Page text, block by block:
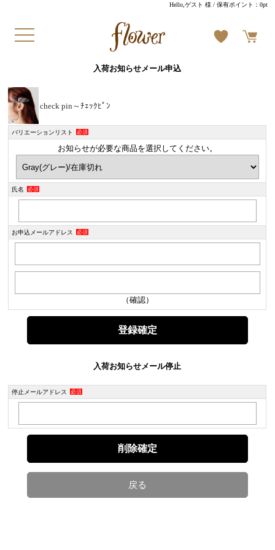
Hello,ゲスト 様 / 保有ポイント：0pt
入荷お知らせメール申込
check pin～ﾁｪｯｸﾋﾟﾝ
バリエーションリスト 必須
お知らせが必要な商品を選択してください。
氏名 必須
お申込メールアドレス 必須
（確認）
入荷お知らせメール停止
停止メールアドレス 必須